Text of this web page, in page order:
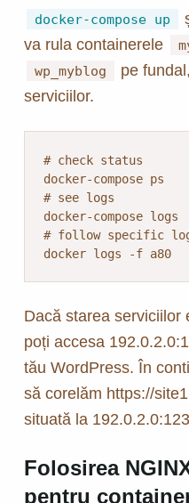
docker-compose up
va rula containerele
wp_myblog
pe
serviciilor.
# check status
docker-compose ps
# see logs
docker-compose logs
# follow specific
docker logs -f a80
Dacă starea serviciilor
poți accesa
tău WordPress. În
să corelăm https://
situată la
Folosirea
pentru